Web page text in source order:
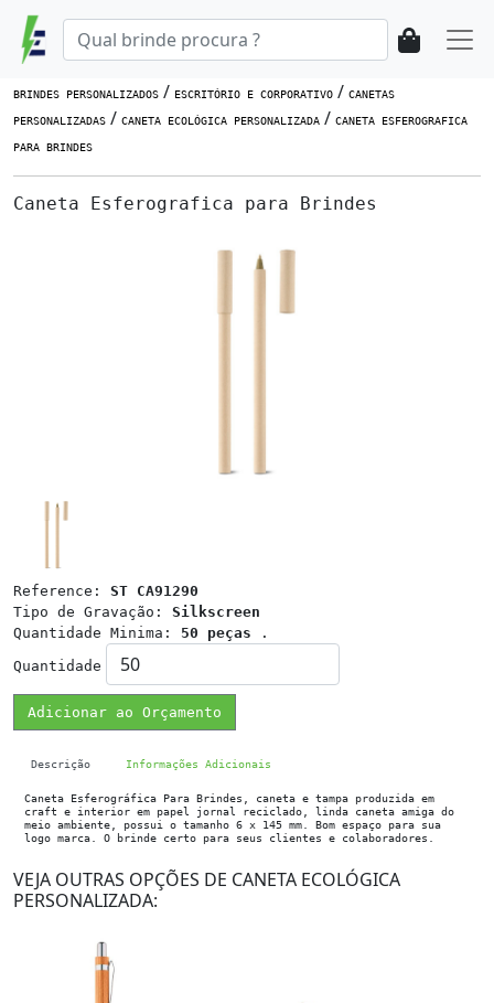
BRINDES PERSONALIZADOS / ESCRITÓRIO E CORPORATIVO / CANETAS
PERSONALIZADAS / CANETA ECOLÓGICA PERSONALIZADA / CANETA ESFEROGRAFICA
PARA BRINDES
Caneta Esferografica para Brindes
Reference: ST CA91290
Tipo de Gravação: Silkscreen
Quantidade Minima: 50 peças .
Quantidade
Adicionar ao Orçamento
Descrição Informações Adicionais
Caneta Esferográfica Para Brindes, caneta e tampa produzida em
craft e interior em papel jornal reciclado, linda caneta amiga do
meio ambiente, possui o tamanho 6 x 145 mm. Bom espaço para sua
logo marca. O brinde certo para seus clientes e colaboradores.
VEJA OUTRAS OPÇÕES DE CANETA ECOLÓGICA
PERSONALIZADA: